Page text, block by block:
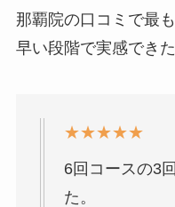
那覇院の口コミで最
早い段階で実感でき
★★★★★
6回コースの3
た。